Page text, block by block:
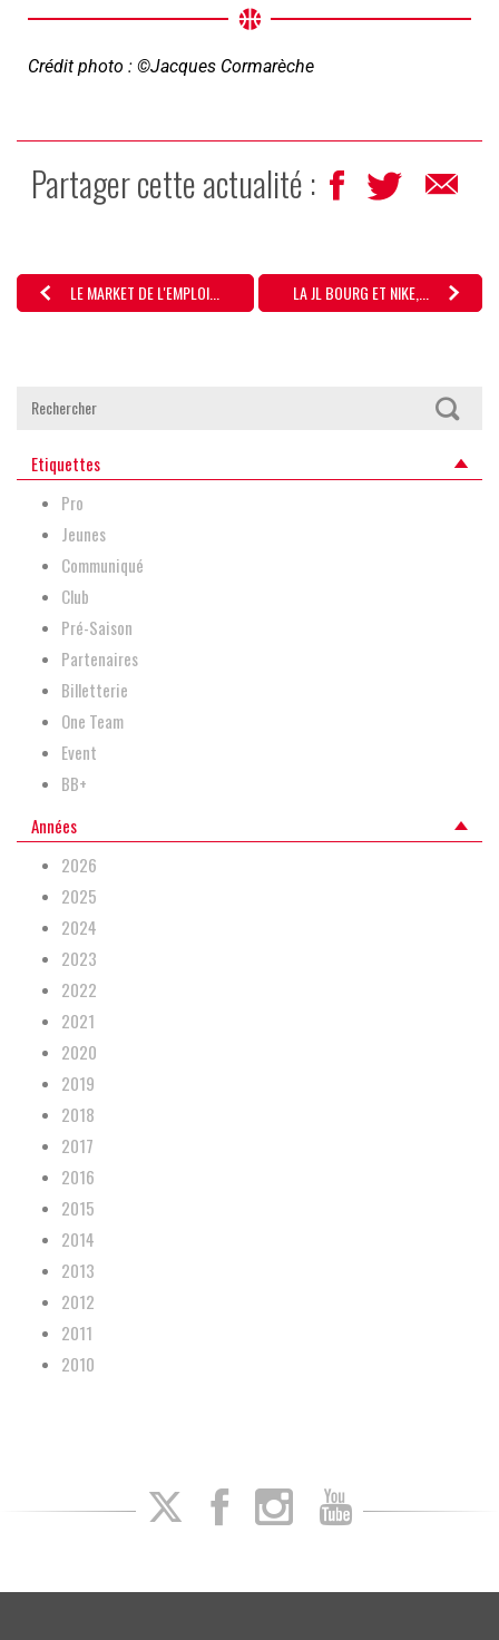
Crédit photo : ©Jacques Cormarèche
Partager cette actualité :
LE MARKET DE L'EMPLOI... LA JL BOURG ET NIKE,...
Etiquettes
Pro
Jeunes
Communiqué
Club
Pré-Saison
Partenaires
Billetterie
One Team
Event
BB+
Années
2026
2025
2024
2023
2022
2021
2020
2019
2018
2017
2016
2015
2014
2013
2012
2011
2010